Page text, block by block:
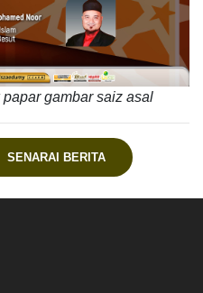
gambar saiz asal
SENARAI BERITA